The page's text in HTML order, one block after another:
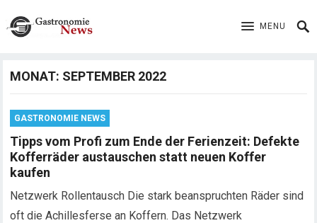
MENU
MONAT: SEPTEMBER 2022
GASTRONOMIE NEWS
Tipps vom Profi zum Ende der Ferienzeit: Defekte
Kofferräder austauschen statt neuen Koffer
kaufen
Netzwerk Rollentausch Die stark beanspruchten Räder sind
oft die Achillesferse an Koffern. Das Netzwerk